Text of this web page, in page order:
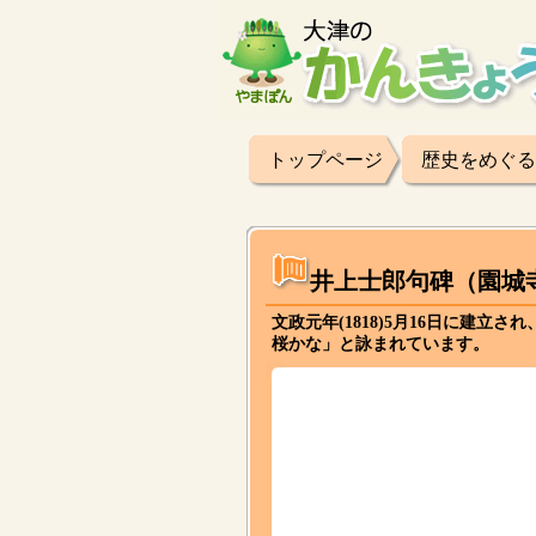
トップページ 歴史をめぐ
井上士郎句碑（園城
文政元年(1818)5月16日に建立さ
桜かな」と詠まれています。